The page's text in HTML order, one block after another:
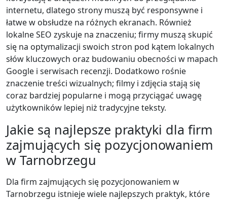
internetu, dlatego strony muszą być responsywne i
łatwe w obsłudze na różnych ekranach. Również
lokalne SEO zyskuje na znaczeniu; firmy muszą skupić
się na optymalizacji swoich stron pod kątem lokalnych
słów kluczowych oraz budowaniu obecności w mapach
Google i serwisach recenzji. Dodatkowo rośnie
znaczenie treści wizualnych; filmy i zdjęcia stają się
coraz bardziej popularne i mogą przyciągać uwagę
użytkowników lepiej niż tradycyjne teksty.
Jakie są najlepsze praktyki dla firm
zajmujących się pozycjonowaniem
w Tarnobrzegu
Dla firm zajmujących się pozycjonowaniem w
Tarnobrzegu istnieje wiele najlepszych praktyk, które